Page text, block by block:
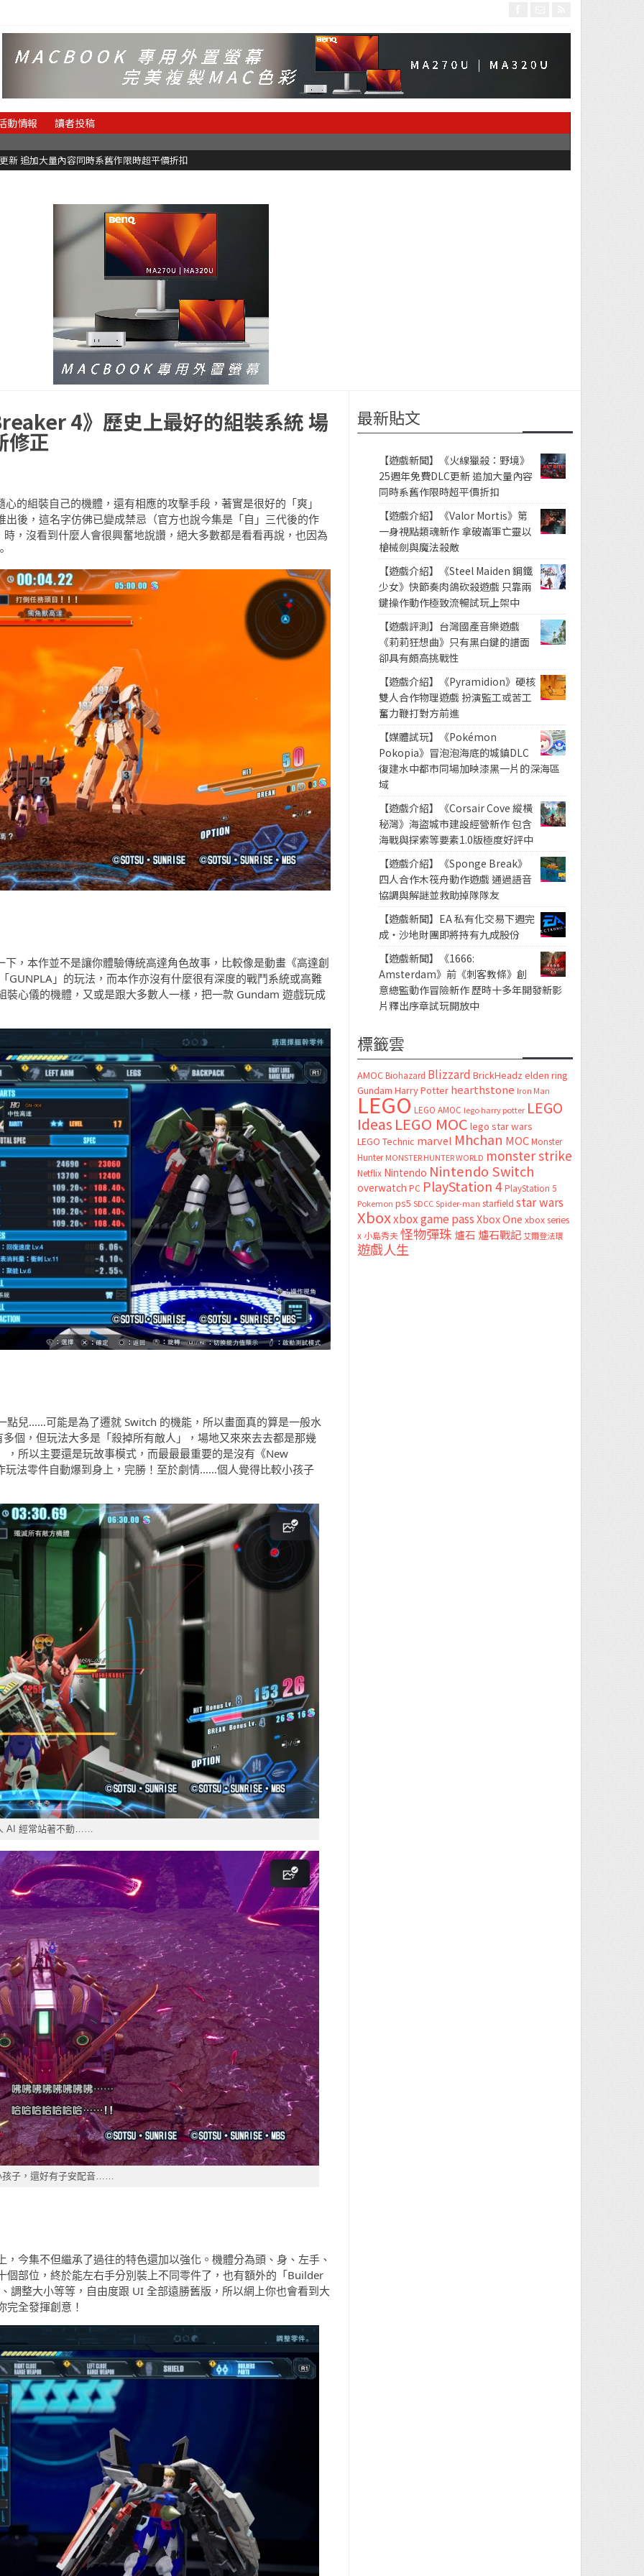
動情報 讀者投稿
新 追加大量內容同時系舊作限時超平價折扣
4》歷史上最好的組裝系統 場
修正
的組裝自己的機體，還有相應的攻擊手段，著實是很好的「爽」
後，這名字仿佛已變成禁忌（官方也說今集是「自」三代後的作
，沒看到什麼人會很興奮地說讚，絕大多數都是看看再說，也因為
，本作並不是讓你體驗傳統高達角色故事，比較像是動畫《高達創
」的玩法，而本作亦沒有什麼很有深度的戰鬥系統或高難
心儀的機體，又或是跟大多數人一樣，把一款 Gundam 遊戲玩成
點兒……可能是為了遷就 Switch 的機能，所以畫面真的算是一般水
個，但玩法大多是「殺掉所有敵人」，場地又來來去去都是那幾
所以主要還是玩故事模式，而最最最重要的是沒有《New
法零件自動爆到身上，完勝！至於劇情……個人覺得比較小孩子
AI 經常站著不動……
孩子，還好有子安配音……
今集不但繼承了過往的特色還加以強化。機體分為頭、身、左手、
部位，終於能左右手分別裝上不同零件了，也有額外的「Builder
調整大小等等，自由度跟 UI 全部遠勝舊版，所以網上你也會看到大
全發揮創意！
最新貼文
【遊戲新聞】《火線獵殺：野境》
25週年免費DLC更新 追加大量內容
同時系舊作限時超平價折扣
【遊戲介紹】《Valor Mortis》第
一身視點類魂新作 拿破崙軍亡靈以
槍械劍與魔法殺敵
【遊戲介紹】《Steel Maiden 鋼鐵
少女》快節奏肉鴿砍殺遊戲 只靠兩
鍵操作動作極致流暢試玩上架中
【遊戲評測】台灣國產音樂遊戲
《莉莉狂想曲》只有黑白鍵的譜面
卻具有頗高挑戰性
【遊戲介紹】《Pyramidion》硬核
雙人合作物理遊戲 扮演監工或苦工
奮力鞭打對方前進
【媒體試玩】《Pokémon
Pokopia》冒泡泡海底的城鎮DLC
復建水中都市同場加映漆黑一片的深海區
域
【遊戲介紹】《Corsair Cove 縱橫
秘灣》海盜城市建設經營新作 包含
海戰與探索等要素1.0版極度好評中
【遊戲介紹】《Sponge Break》
四人合作木筏舟動作遊戲 通過語音
協調與解謎並救助掉隊隊友
【遊戲新聞】EA 私有化交易下週完
成・沙地財團即將持有九成股份
【遊戲新聞】《1666:
Amsterdam》前《刺客教條》創
意總監動作冒險新作 歷時十多年開發新影
片釋出序章試玩開放中
標籤雲
AMOC Biohazard Blizzard BrickHeadz elden ring
Gundam Harry Potter hearthstone Iron Man
LEGO LEGO AMOC lego harry potter LEGO
Ideas LEGO MOC lego star wars
LEGO Technic marvel Mhchan MOC Monster
Hunter MONSTER HUNTER WORLD monster strike
Netflix Nintendo Nintendo Switch
overwatch PC PlayStation 4 PlayStation 5
Pokemon ps5 SDCC Spider-man starfield star wars
Xboxxbox game passXbox One xbox series
x 小島秀夫怪物彈珠 爐石 爐石戰記艾爾登法環
遊戲人生